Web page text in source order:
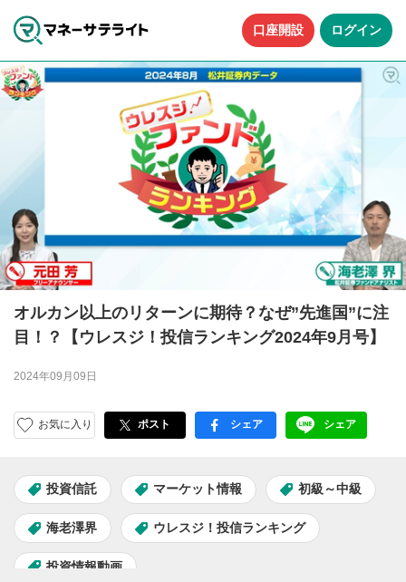
口座開設 ログイン
オルカン以上のリターンに期待？なぜ”先進国”に注
目！？【ウレスジ！投信ランキング2024年9月号】
2024年09月09日
お気に入り ポスト facebook
シェア LINE
シェア
投資信託 マーケット情報 初級～中級
海老澤界 ウレスジ！投信ランキング
投資情報動画